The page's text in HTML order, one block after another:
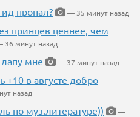
пропал?
— 35 минут назад
принцев ценнее, чем
36 минут назад
мне
— 37 минут назад
+10 в августе добро
назад
по муз.литературе))
—